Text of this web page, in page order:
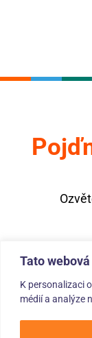
Tato
K personalizaci
médií a analýze